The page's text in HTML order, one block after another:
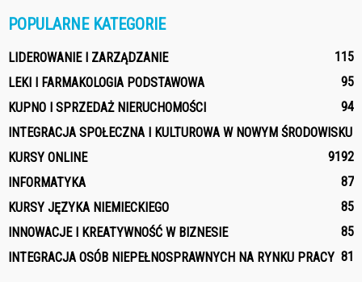
POPULARNE KATEGORIE
LIDEROWANIE I ZARZĄDZANIE
115
LEKI I FARMAKOLOGIA PODSTAWOWA
95
KUPNO I SPRZEDAŻ NIERUCHOMOŚCI
94
INTEGRACJA SPOŁECZNA I KULTUROWA W NOWYM ŚRODOWISKU
92
KURSY ONLINE
91
INFORMATYKA
87
KURSY JĘZYKA NIEMIECKIEGO
85
INNOWACJE I KREATYWNOŚĆ W BIZNESIE
85
INTEGRACJA OSÓB NIEPEŁNOSPRAWNYCH NA RYNKU PRACY 81